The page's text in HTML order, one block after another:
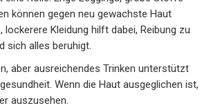
können gegen neu gewachste Haut
lockerere Kleidung hilft dabei, Reibung zu
sich alles beruhigt.
aber ausreichendes Trinken unterstützt
Wenn die Haut ausgeglichen ist,
auszusehen.